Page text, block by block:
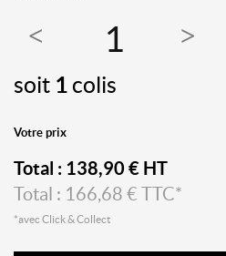
soit 1 colis
Votre prix
Total : 138,90 € HT
Total : 166,68 € TTC*
*avec Click & Collect